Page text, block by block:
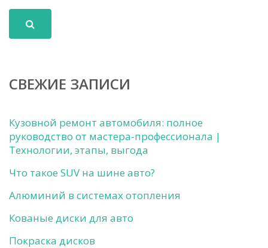
СВЕЖИЕ ЗАПИСИ
Кузовной ремонт автомобиля: полное
руководство от мастера-профессионала |
Технологии, этапы, выгода
Что такое SUV на шине авто?
Алюминий в системах отопления
Кованые диски для авто
Покраска дисков